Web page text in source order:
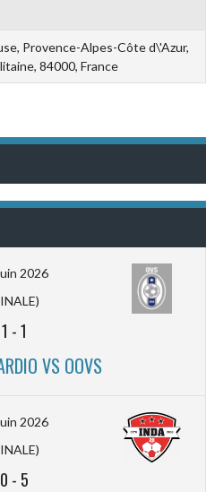
Provence-Alpes-Côte d\'Azur,
84000, France
2026
1 -1
VS OOVS
2026
0 - 5